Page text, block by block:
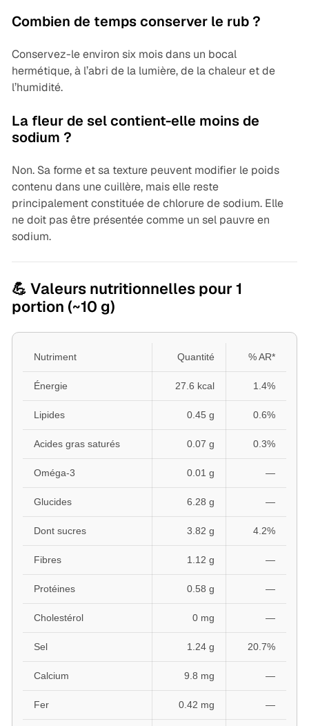
Combien de temps conserver le rub ?
Conservez-le environ six mois dans un bocal
hermétique, à l’abri de la lumière, de la chaleur et de
l’humidité.
La fleur de sel contient-elle moins de
sodium ?
Non. Sa forme et sa texture peuvent modifier le poids
contenu dans une cuillère, mais elle reste
principalement constituée de chlorure de sodium. Elle
ne doit pas être présentée comme un sel pauvre en
sodium.
💪 Valeurs nutritionnelles pour 1
portion (~10 g)
Nutriment Quantité % AR*
Énergie 27.6 kcal 1.4%
Lipides 0.45 g 0.6%
Acides gras saturés 0.07 g 0.3%
Oméga-3 0.01 g —
Glucides 6.28 g —
Dont sucres 3.82 g 4.2%
Fibres 1.12 g —
Protéines 0.58 g —
Cholestérol 0 mg —
Sel 1.24 g 20.7%
Calcium 9.8 mg —
Fer 0.42 mg —